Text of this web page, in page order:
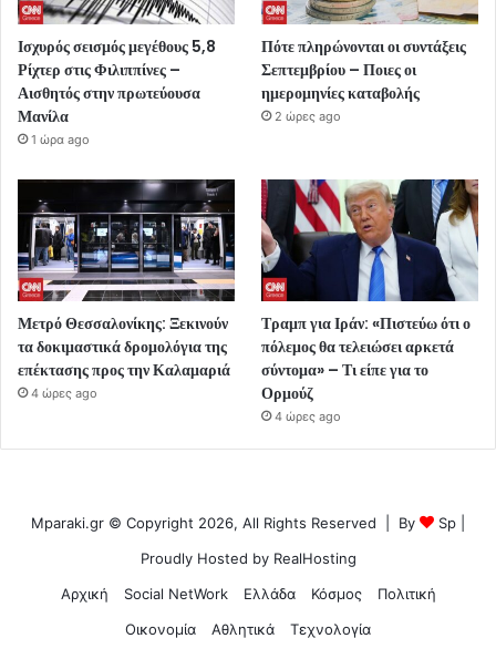
Ισχυρός σεισμός μεγέθους 5,8
Ρίχτερ στις Φιλιππίνες –
Αισθητός στην πρωτεύουσα
Μανίλα
1 ώρα ago
Πότε πληρώνονται οι συντάξεις
Σεπτεμβρίου – Ποιες οι
ημερομηνίες καταβολής
2 ώρες ago
Μετρό Θεσσαλονίκης: Ξεκινούν
τα δοκιμαστικά δρομολόγια της
επέκτασης προς την Καλαμαριά
4 ώρες ago
Τραμπ για Ιράν: «Πιστεύω ότι ο
πόλεμος θα τελειώσει αρκετά
σύντομα» – Τι είπε για το
Ορμούζ
4 ώρες ago
Mparaki.gr © Copyright 2026, All Rights Reserved | By Sp
Proudly Hosted by RealHosting
Αρχική
Social NetWork Ελλάδα Κόσμος
Πολιτική
Οικονομία
Αθλητικά Τεχνολογία